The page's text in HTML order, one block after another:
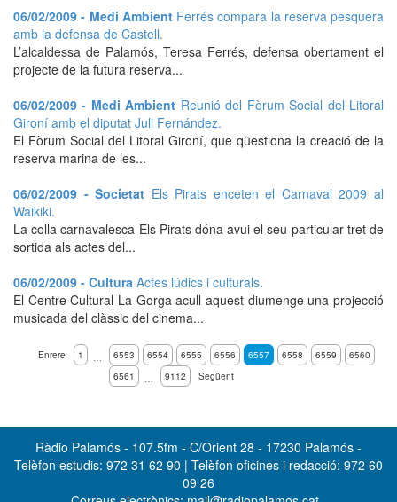
06/02/2009 - Medi Ambient Ferrés compara la reserva pesquera
amb la defensa de Castell.
L’alcaldessa de Palamós, Teresa Ferrés, defensa obertament el
projecte de la futura reserva...
06/02/2009 - Medi Ambient Reunió del Fòrum Social del Litoral
Gironí amb el diputat Juli Fernández.
El Fòrum Social del Litoral Gironí, que qüestiona la creació de la
reserva marina de les...
06/02/2009 - Societat Els Pirats enceten el Carnaval 2009 al
Waikiki.
La colla carnavalesca Els Pirats dóna avui el seu particular tret de
sortida als actes del...
06/02/2009 - Cultura Actes lúdics i culturals.
El Centre Cultural La Gorga acull aquest diumenge una projecció
musicada del clàssic del cinema...
Enrere 1 … 6553 6554 6555 6556 6557 6558 6559
6560
6561
… 9112 Següent
Ràdio Palamós - 107.5fm - C/Orient 28 - 17230 Palamós -
Telèfon estudis: 972 31 62 90 | Telèfon oficines i redacció: 972 60
09 26